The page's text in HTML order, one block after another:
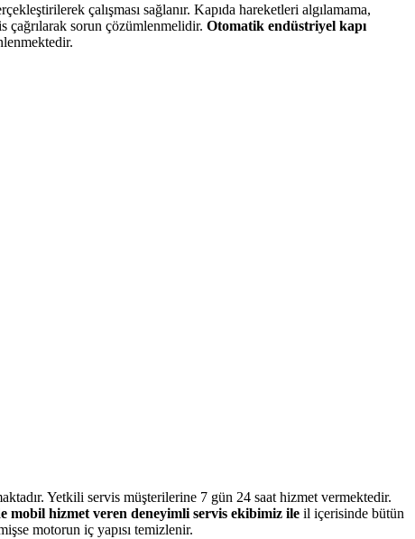
çalışması sağlanır. Kapıda hareketleri algılamama,
çağrılarak sorun çözümlenmelidir. Otomatik endüstriyel kapı
Yetkili servis müşterilerine 7 gün 24 saat hizmet vermektedir.
mobil hizmet veren deneyimli servis ekibimiz ile il içerisinde bütün
motorun iç yapısı temizlenir.